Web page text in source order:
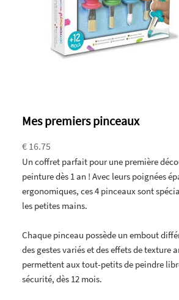
Mes premiers pinceaux
€ 16.75
Un coffret parfait pour une première
peinture dès 1 an ! Avec leurs poignées
ergonomiques, ces 4 pinceaux sont
les petites mains.
Chaque pinceau possède un embout
des gestes variés et des effets de texture
permettent aux tout-petits de peindre
sécurité, dès 12 mois.